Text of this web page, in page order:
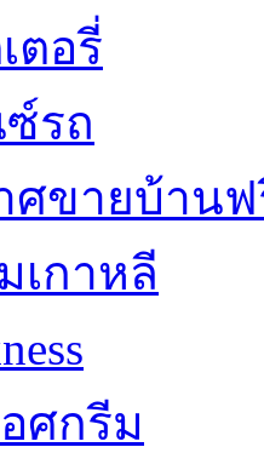
ตอรี่
รถ
ศขายบ้าน
เกาหลี
ศกรีม